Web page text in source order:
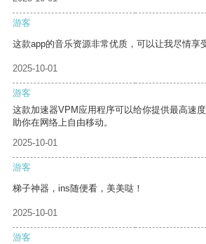
游客
这款app的音乐资源非常优质，可以让我尽情享
2025-10-01
游客
这款加速器VPM应用程序可以给你提供最高速
助你在网络上自由移动。
2025-10-01
游客
梯子神器，ins随便看，美美哒！
2025-10-01
游客